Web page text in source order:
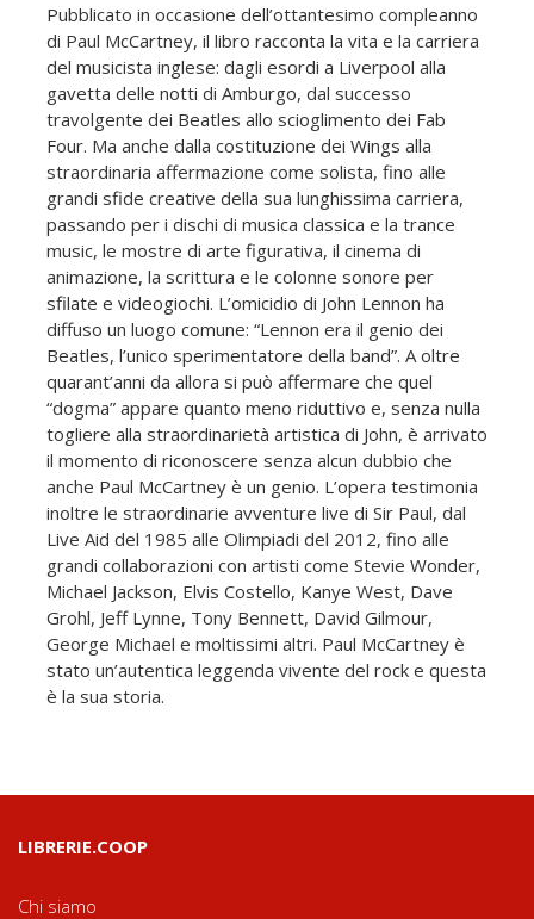
Pubblicato in occasione dell’ottantesimo compleanno
di Paul McCartney, il libro racconta la vita e la carriera
del musicista inglese: dagli esordi a Liverpool alla
gavetta delle notti di Amburgo, dal successo
travolgente dei Beatles allo scioglimento dei Fab
Four. Ma anche dalla costituzione dei Wings alla
straordinaria affermazione come solista, fino alle
grandi sfide creative della sua lunghissima carriera,
passando per i dischi di musica classica e la trance
music, le mostre di arte figurativa, il cinema di
animazione, la scrittura e le colonne sonore per
sfilate e videogiochi. L’omicidio di John Lennon ha
diffuso un luogo comune: “Lennon era il genio dei
Beatles, l’unico sperimentatore della band”. A oltre
quarant’anni da allora si può affermare che quel
“dogma” appare quanto meno riduttivo e, senza nulla
togliere alla straordinarietà artistica di John, è arrivato
il momento di riconoscere senza alcun dubbio che
anche Paul McCartney è un genio. L’opera testimonia
inoltre le straordinarie avventure live di Sir Paul, dal
Live Aid del 1985 alle Olimpiadi del 2012, fino alle
grandi collaborazioni con artisti come Stevie Wonder,
Michael Jackson, Elvis Costello, Kanye West, Dave
Grohl, Jeff Lynne, Tony Bennett, David Gilmour,
George Michael e moltissimi altri. Paul McCartney è
stato un’autentica leggenda vivente del rock e questa
è la sua storia.
LIBRERIE.COOP
Chi siamo